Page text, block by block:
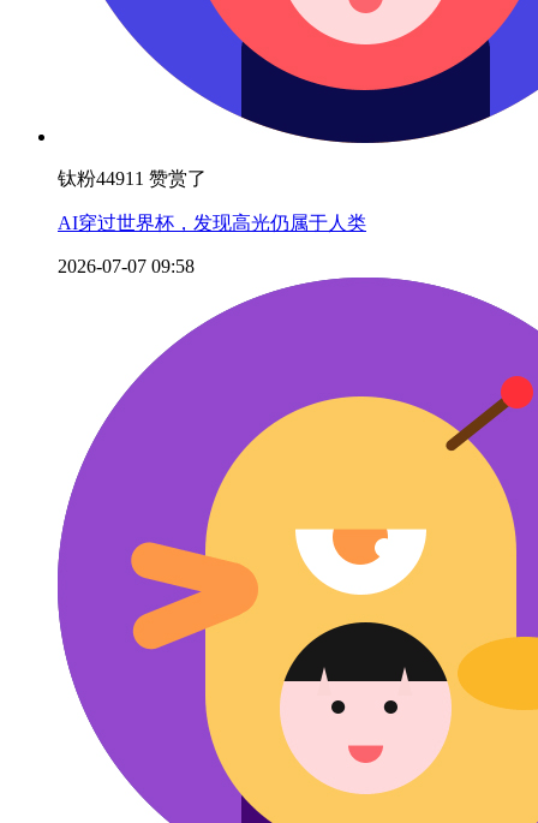
钛粉44911 赞赏了
AI穿过世界杯，发现高光仍属于人类
2026-07-07 09:58